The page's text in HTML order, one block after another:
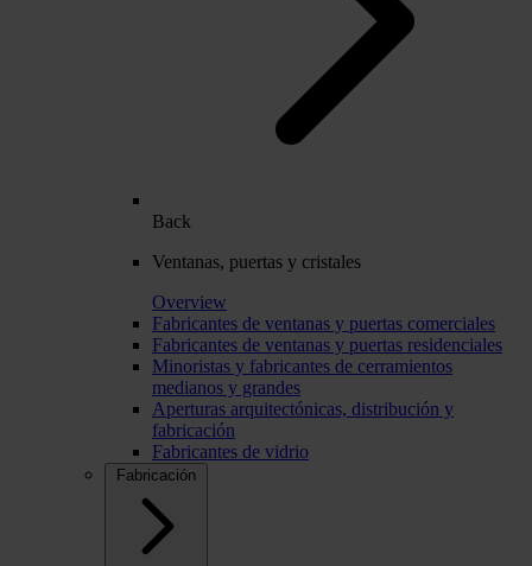
Back
Ventanas, puertas y cristales
Overview
Fabricantes de ventanas y puertas comerciales
Fabricantes de ventanas y puertas residenciales
Minoristas y fabricantes de cerramientos
medianos y grandes
Aperturas arquitectónicas, distribución y
fabricación
Fabricantes de vidrio
Fabricación